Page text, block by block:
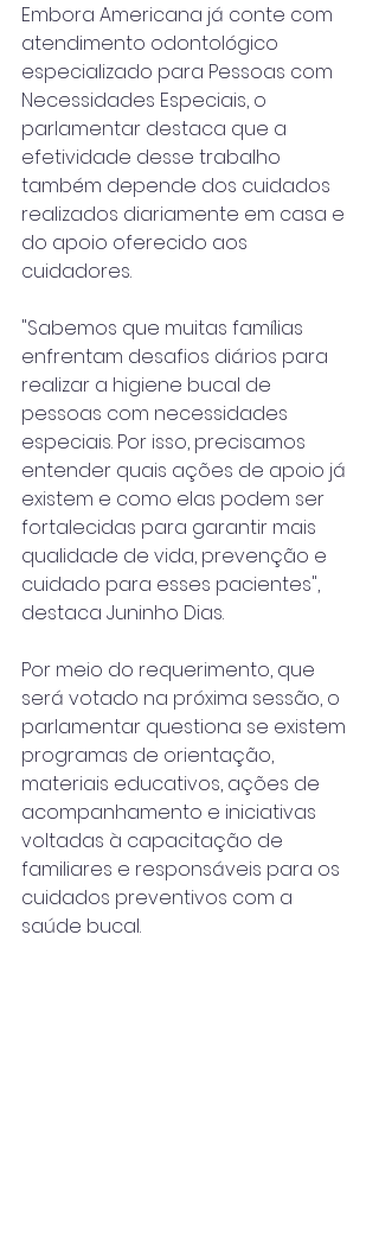
Embora Americana já conte com
atendimento odontológico
especializado para Pessoas com
Necessidades Especiais, o
parlamentar destaca que a
efetividade desse trabalho
também depende dos cuidados
realizados diariamente em casa e
do apoio oferecido aos
cuidadores.
"Sabemos que muitas famílias
enfrentam desafios diários para
realizar a higiene bucal de
pessoas com necessidades
especiais. Por isso, precisamos
entender quais ações de apoio já
existem e como elas podem ser
fortalecidas para garantir mais
qualidade de vida, prevenção e
cuidado para esses pacientes",
destaca Juninho Dias.
Por meio do requerimento, que
será votado na próxima sessão, o
parlamentar questiona se existem
programas de orientação,
materiais educativos, ações de
acompanhamento e iniciativas
voltadas à capacitação de
familiares e responsáveis para os
cuidados preventivos com a
saúde bucal.